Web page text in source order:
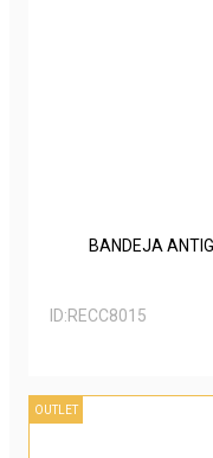
BANDEJA
ID:RECC8015
OUTLET